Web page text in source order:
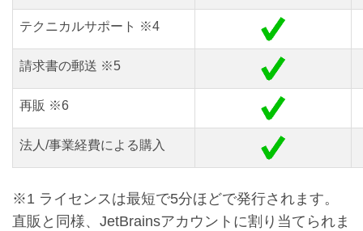
テクニカルサポート ※4
請求書の郵送 ※5
再販 ※6
法人/事業経費による購入
※1 ライセンスは最短で5分ほどで発行されます。
直販と同様、JetBrainsアカウントに割り当てられま